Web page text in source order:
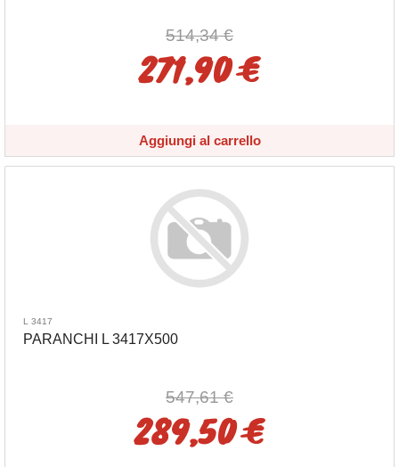
514,34 €
271,90 €
Aggiungi al carrello
L 3417
PARANCHI L 3417X500
547,61 €
289,50 €